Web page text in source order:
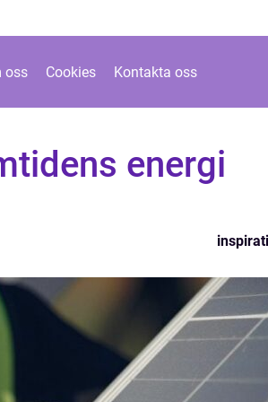
oss Cookies Kontakta oss
energi